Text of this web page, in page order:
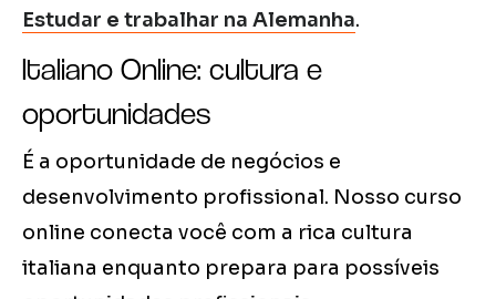
Estudar e trabalhar na Alemanha.
Italiano Online: cultura e
oportunidades
É a oportunidade de negócios e
desenvolvimento profissional. Nosso curso
online conecta você com a rica cultura
italiana enquanto prepara para possíveis